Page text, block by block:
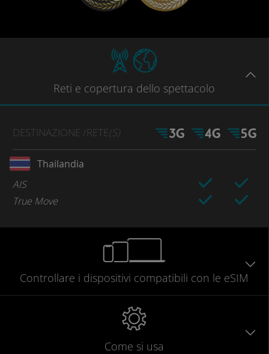
Reti e copertura dello spettacolo
DESTINAZIONE /RETE(S)
Thailandia
AIS
True Move
Controllare i dispositivi compatibili con le eSIM
Come si usa